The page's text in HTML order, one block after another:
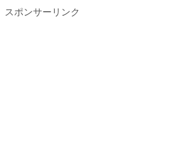
スポンサーリンク